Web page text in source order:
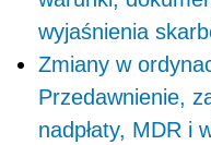
wyjaśnienia
Zmiany w
Przedawnienie,
nadpłaty, MDR i